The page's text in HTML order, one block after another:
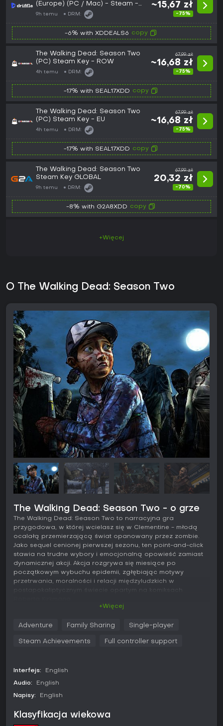
(Europe) (PC / Mac) - Steam -
Digital Key
9h temu DRM:
~15,67 zł
-75%
-6% with XDDEALS6 copy
The Walking Dead: Season Two
(PC) Steam Key - ROW
4h temu DRM:
67,99 zł
~16,68 zł
-75%
-17% with SEAL17XDD copy
The Walking Dead: Season Two
(PC) Steam Key - EU
4h temu DRM:
67,99 zł
~16,68 zł
-75%
-17% with SEAL17XDD copy
The Walking Dead: Season Two
Steam Key GLOBAL
9h temu DRM:
67,99 zł
20,32 zł
-70%
-8% with G2A8XDD copy
+Więcej
O The Walking Dead: Season Two
The Walking Dead: Season Two - o grze
The Walking Dead: Season Two to narracyjna gra
przygodowa, w której wcielasz się w Clementine - młodą
ocalałą przemierzającą świat opanowany przez zombie.
Jako sequel cenionej pierwszej sezonu, ten point-and-click
stawia na trudne wybory i emocjonalną opowieść zamiast
dynamicznej akcji. Akcja rozgrywa się miesiące po
początkowym wybuchu epidemii, zgłębiając motywy
przetrwania, moralności i relacji międzyludzkich w
postapokaliptycznym świecie opartym na komiksach
W The Walking Dead: Season Two mechanika opiera się na
decyzjach kształtujących fabułę i interakcje z postaciami.
na zakończenia. Quick-time events odpowiadają za napięte
sytuacje, jak ucieczka przed walkerami czy starcia z
zagrożeniami - sukces zależy od szybkiego wciskania
rozgałęzione narracje odzwierciedlające twoje instynkty
moralne i strategie przetrwania.
+Więcej
Adventure Family Sharing Single-player
Steam Achievements Full controller support
Interfejs: English
Audio: English
Napisy: English
Klasyfikacja wiekowa